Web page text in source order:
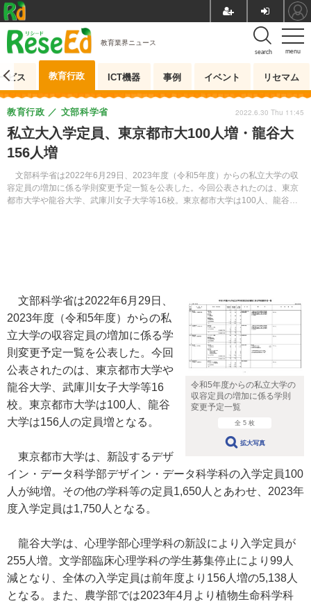
menu
search
教育業界ニュース
ビス 教育行政 ICT機器 事例 イベント リセマム
私立大入学定員、東京都市大100人増・龍谷大
156人増
文部科学省は2022年6月29日、2023年度（令和5年度）からの私立大学の収
容定員の増加に係る学則変更予定一覧を公表した。今回公表されたのは、東京
都市大学や龍谷大学、武庫川女子大学等16校。東京都市大学は100人、龍谷大
教育行政 文部科学省 2022.6.30 Thu 11:45
令和5年度からの私立大学の
収容定員の増加に係る学則
変更予定一覧
全 5 枚
拡大写真
文部科学省は2022年6月29日、
2023年度（令和5年度）からの私
立大学の収容定員の増加に係る学
則変更予定一覧を公表した。今回
公表されたのは、東京都市大学や
龍谷大学、武庫川女子大学等16
校。東京都市大学は100人、龍谷
大学は156人の定員増となる。
東京都市大学は、新設するデザ
イン・データ科学部デザイン・データ科学科の入学定員100
人が純増。その他の学科等の定員1,650人とあわせ、2023年
度入学定員は1,750人となる。
龍谷大学は、心理学部心理学科の新設により入学定員が
255人増。文学部臨床心理学科の学生募集停止により99人
減となり、全体の入学定員は前年度より156人増の5,138人
となる。また、農学部では2023年4月より植物生命科学科